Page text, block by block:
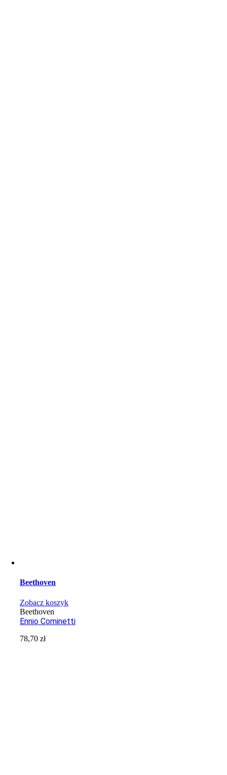
Beethoven
Zobacz koszyk
Beethoven
Ennio Cominetti
78,70zł